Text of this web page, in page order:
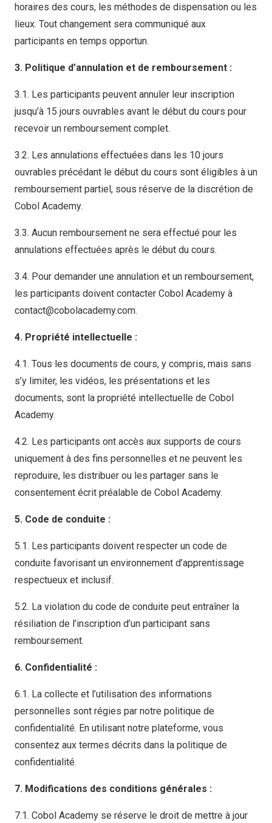
horaires des cours, les méthodes de dispensation ou les
lieux. Tout changement sera communiqué aux
participants en temps opportun.
3. Politique d’annulation et de remboursement :
3.1. Les participants peuvent annuler leur inscription
jusqu’à 15 jours ouvrables avant le début du cours pour
recevoir un remboursement complet.
3.2. Les annulations effectuées dans les 10 jours
ouvrables précédant le début du cours sont éligibles à un
remboursement partiel, sous réserve de la discrétion de
Cobol Academy.
3.3. Aucun remboursement ne sera effectué pour les
annulations effectuées après le début du cours.
3.4. Pour demander une annulation et un remboursement,
les participants doivent contacter Cobol Academy à
contact@cobolacademy.com.
4. Propriété intellectuelle :
4.1. Tous les documents de cours, y compris, mais sans
s’y limiter, les vidéos, les présentations et les
documents, sont la propriété intellectuelle de Cobol
Academy.
4.2. Les participants ont accès aux supports de cours
uniquement à des fins personnelles et ne peuvent les
reproduire, les distribuer ou les partager sans le
consentement écrit préalable de Cobol Academy.
5. Code de conduite :
5.1. Les participants doivent respecter un code de
conduite favorisant un environnement d’apprentissage
respectueux et inclusif.
5.2. La violation du code de conduite peut entraîner la
résiliation de l’inscription d’un participant sans
remboursement.
6. Confidentialité :
6.1. La collecte et l’utilisation des informations
personnelles sont régies par notre politique de
confidentialité. En utilisant notre plateforme, vous
consentez aux termes décrits dans la politique de
confidentialité.
7. Modifications des conditions générales :
7.1. Cobol Academy se réserve le droit de mettre à jour